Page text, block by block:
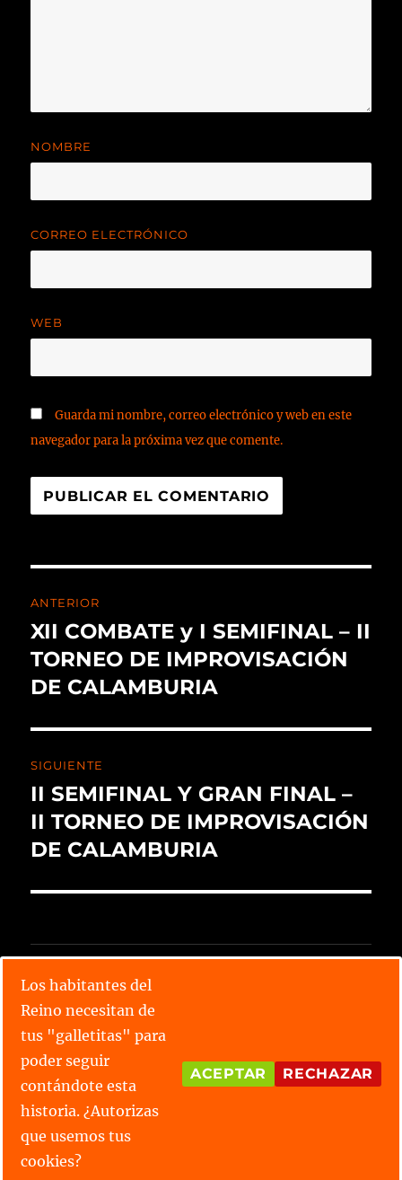
NOMBRE
CORREO ELECTRÓNICO
WEB
Guarda mi nombre, correo electrónico y web en este
navegador para la próxima vez que comente.
ANTERIOR
XII COMBATE y I SEMIFINAL – II
TORNEO DE IMPROVISACIÓN
DE CALAMBURIA
SIGUIENTE
II SEMIFINAL Y GRAN FINAL –
II TORNEO DE IMPROVISACIÓN
DE CALAMBURIA
Lee todos los relatos
Conoce las parejas
Reino de Calamburia
Los habitantes del
Reino necesitan de
tus "galletitas" para
poder seguir
contándote esta
historia. ¿Autorizas
que usemos tus
cookies?
ACEPTAR RECHAZAR